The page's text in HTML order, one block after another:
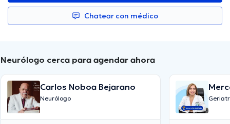
Chatear con médico
Neurólogo cerca para agendar ahora
Carlos Noboa Bejarano
Neurólogo